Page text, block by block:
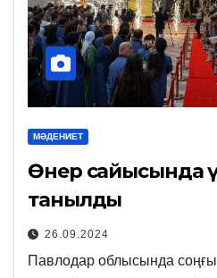
МӘДЕНИЕТ
Өнер сайысында
танылды
26.09.2024
Павлодар облысында